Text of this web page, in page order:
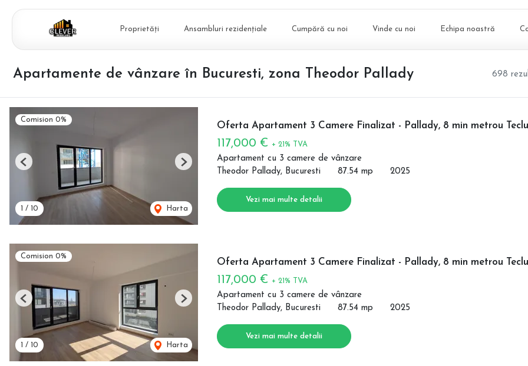
Proprietăți Ansambluri rezidențiale Cumpără cu noi Vinde cu noi Echipa noastră
698
Apartamente de vânzare în Bucuresti, zona Theodor Pallady
Comision 0%
1 / 10 Harta
Previous Next
Oferta Apartament 3 Camere Finalizat - Pallady, 8 min metrou Teclu
117,000 € + 21% TVA
Apartament cu 3 camere de vânzare
Theodor Pallady, Bucuresti
87.54 mp 2025
Vezi mai multe detalii
Comision 0%
1 / 10 Harta
Previous Next
Oferta Apartament 3 Camere Finalizat - Pallady, 8 min metrou Teclu
117,000 € + 21% TVA
Apartament cu 3 camere de vânzare
Theodor Pallady, Bucuresti
87.54 mp 2025
Vezi mai multe detalii